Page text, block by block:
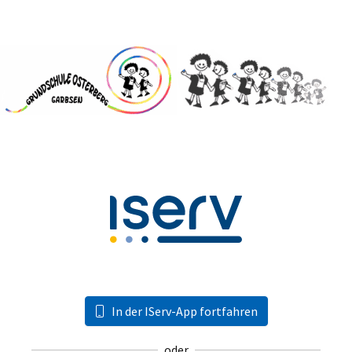
In der IServ-App fortfahren